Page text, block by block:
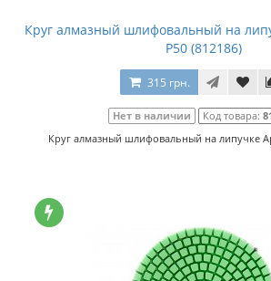
Круг алмазный шлифовальный на
P50 (812186)
315 грн.
Нет в наличии Код товара:
Круг алмазный шлифовальный на липучке